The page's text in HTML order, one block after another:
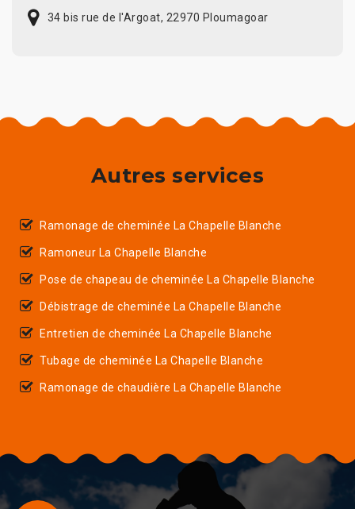
34 bis rue de l'Argoat, 22970 Ploumagoar
Autres services
Ramonage de cheminée La Chapelle Blanche
Ramoneur La Chapelle Blanche
Pose de chapeau de cheminée La Chapelle Blanche
Débistrage de cheminée La Chapelle Blanche
Entretien de cheminée La Chapelle Blanche
Tubage de cheminée La Chapelle Blanche
Ramonage de chaudière La Chapelle Blanche